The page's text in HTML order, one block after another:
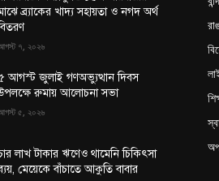
ব্র্যাকের খাদ্য সহায়তা ও নগদ অর্থ
৭, ২০২৬
আগস্ট জুলাই গণঅভ্যুত্থান দিবস
রুমায় আলোচনা সভা
৫, ২০২৬
লাখ টাকার ঋণেও থামেনি চিকিৎসা
মেয়েকে বাঁচাতে আকুতি বাবার